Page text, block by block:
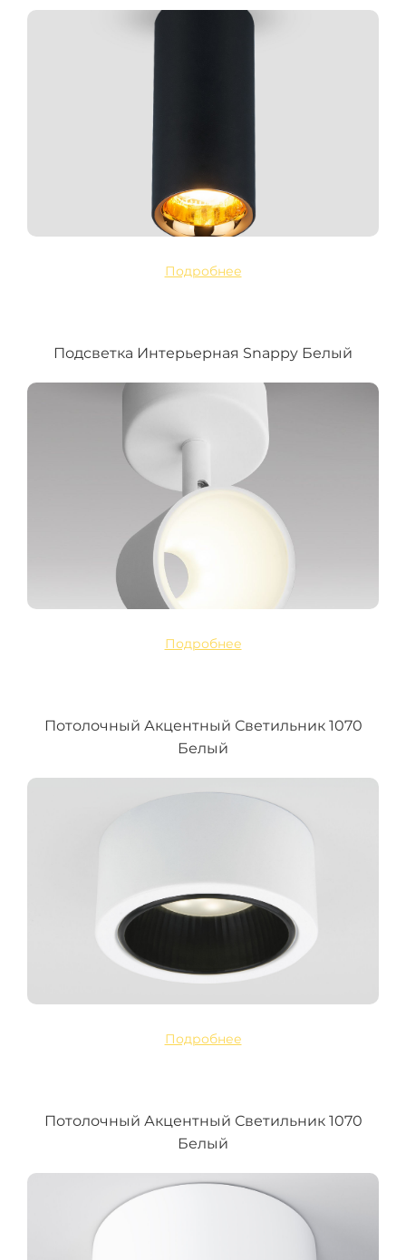
Подробнее
Подсветка Интерьерная Snappy Белый
Подробнее
Потолочный Акцентный Светильник 1070
Белый
Подробнее
Потолочный Акцентный Светильник 1070
Белый